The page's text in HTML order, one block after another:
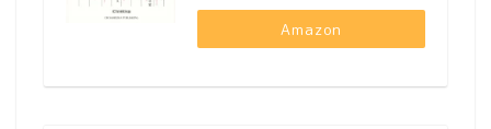
Amazon